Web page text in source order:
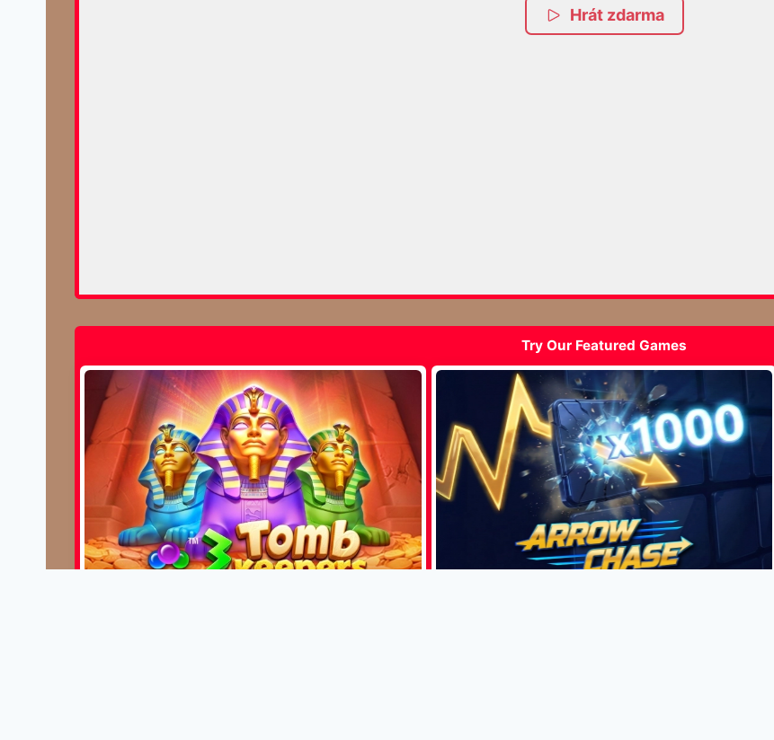
Hrát zdarma
Try Our Featured Games